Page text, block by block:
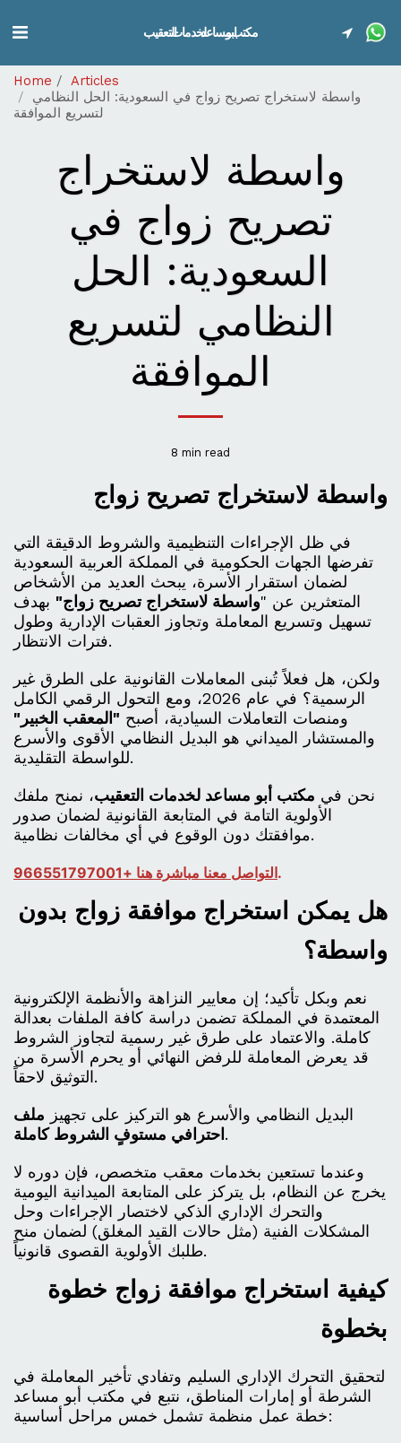
مكتب ابو مساعد لخدمات التعقيب
Home
Articles
واسطة لاستخراج تصريح زواج في السعودية: الحل النظامي
لتسريع الموافقة
واسطة لاستخراج
تصريح زواج في
السعودية: الحل
النظامي لتسريع
الموافقة
8 min read
واسطة لاستخراج تصريح زواج
في ظل الإجراءات التنظيمية والشروط الدقيقة التي
تفرضها الجهات الحكومية في المملكة العربية السعودية
لضمان استقرار الأسرة، يبحث العديد من الأشخاص
المتعثرين عن "واسطة لاستخراج تصريح زواج" بهدف
تسهيل وتسريع المعاملة وتجاوز العقبات الإدارية وطول
فترات الانتظار.
ولكن، هل فعلاً تُبنى المعاملات القانونية على الطرق غير
الرسمية؟ في عام 2026، ومع التحول الرقمي الكامل
ومنصات التعاملات السيادية، أصبح "المعقب الخبير"
والمستشار الميداني هو البديل النظامي الأقوى والأسرع
للواسطة التقليدية.
نحن في مكتب أبو مساعد لخدمات التعقيب، نمنح ملفك
الأولوية التامة في المتابعة القانونية لضمان صدور
موافقتك دون الوقوع في أي مخالفات نظامية.
التواصل معنا مباشرة هنا +966551797001.
هل يمكن استخراج موافقة زواج بدون
واسطة؟
نعم وبكل تأكيد؛ إن معايير النزاهة والأنظمة الإلكترونية
المعتمدة في المملكة تضمن دراسة كافة الملفات بعدالة
كاملة. والاعتماد على طرق غير رسمية لتجاوز الشروط
قد يعرض المعاملة للرفض النهائي أو يحرم الأسرة من
التوثيق لاحقاً.
البديل النظامي والأسرع هو التركيز على تجهيز ملف
احترافي مستوفٍ الشروط كاملة .
وعندما تستعين بخدمات معقب متخصص، فإن دوره لا
يخرج عن النظام، بل يتركز على المتابعة الميدانية اليومية
والتحرك الإداري الذكي لاختصار الإجراءات وحل
المشكلات الفنية (مثل حالات القيد المغلق) لضمان منح
طلبك الأولوية القصوى قانونياً.
كيفية استخراج موافقة زواج خطوة
بخطوة
لتحقيق التحرك الإداري السليم وتفادي تأخير المعاملة في
الشرطة أو إمارات المناطق، نتبع في مكتب أبو مساعد
خطة عمل منظمة تشمل خمس مراحل أساسية: